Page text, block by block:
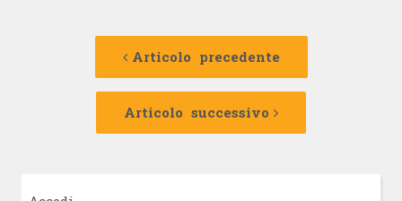
Navigazione
Articolo precedente
Articolo
Articolo successivo
Articolo